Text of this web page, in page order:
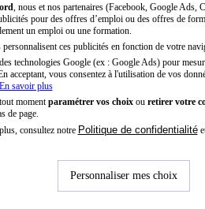
, nous et nos partenaires (Facebook, Google
pour des offres d’emploi ou des offres de
un emploi ou une formation.
personnalisent ces publicités en fonction de votre
technologies Google (ex : Google Ads) pour
acceptant, vous consentez à l'utilisation de vos
En savoir plus
moment paramétrer vos choixou retirer votre
de page.
consultez notre Politique de confidentialité
Personnaliser mes choix